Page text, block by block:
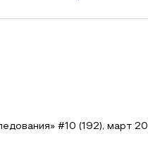
#10 (192), март